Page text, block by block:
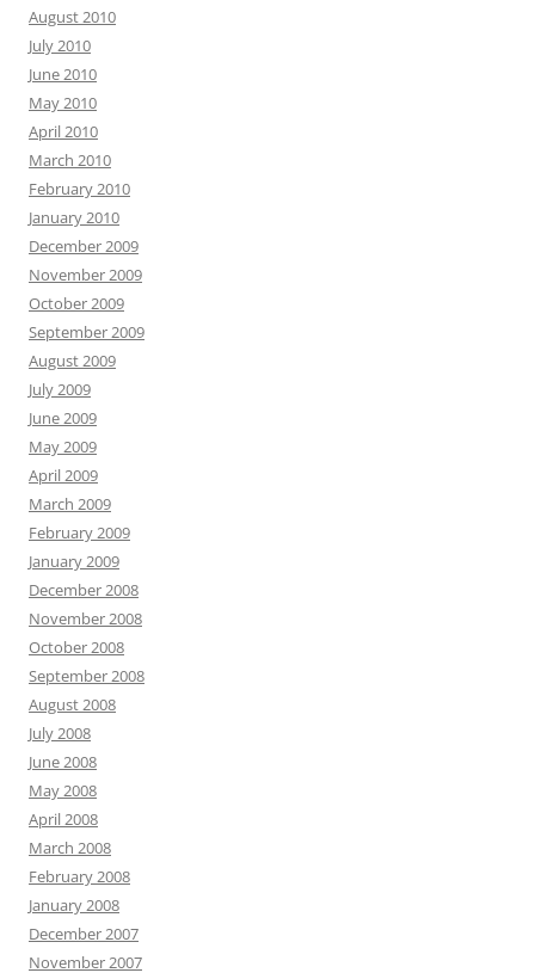
August 2010
July 2010
June 2010
May 2010
April 2010
March 2010
February 2010
January 2010
December 2009
November 2009
October 2009
September 2009
August 2009
July 2009
June 2009
May 2009
April 2009
March 2009
February 2009
January 2009
December 2008
November 2008
October 2008
September 2008
August 2008
July 2008
June 2008
May 2008
April 2008
March 2008
February 2008
January 2008
December 2007
November 2007